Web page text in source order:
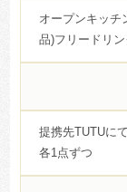
オープンキッチ
品)フリードリ
提携先TUTUに
各1点ずつ